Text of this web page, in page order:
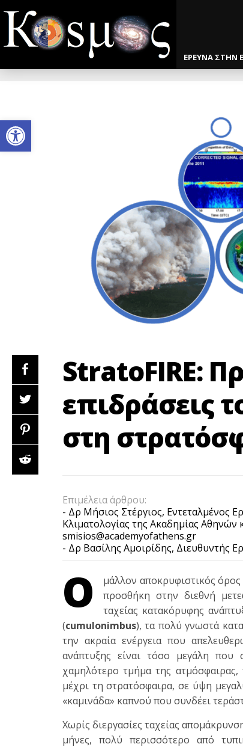
Open toolbar
ΕΡΕΥΝΑ ΣΤΗΝ
StratoFIRE:
επιδράσεις
στη
Επιμέλεια άρθρου:
- Δρ Μήσιος Στέργιος, Εντεταλμένος
Κλιματολογίας της Ακαδημίας
smisios@academyofathens.gr
- Δρ Βασίλης Αμοιρίδης, Διευθυντής
Ο
μάλλον αποκρυφιστικός όρος
προσθήκη στην διεθνή
ταχείας κατακόρυφης
(cumulonimbus), τα πολύ γνωστά
την ακραία ενέργεια που
ανάπτυξης είναι τόσο μεγάλη που
χαμηλότερο τμήμα της
μέχρι τη στρατόσφαιρα, σε ύψη
«καμινάδα» καπνού που συνδέει
Χωρίς διεργασίες ταχείας
μήνες, πολύ περισσότερο από